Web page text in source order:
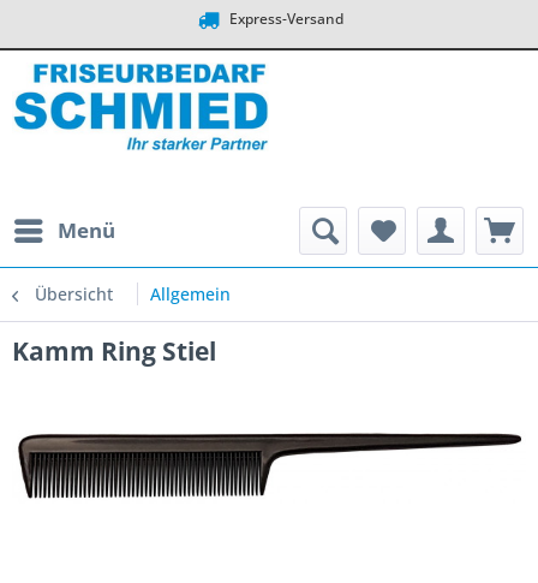
Express-Versand
Menü
Übersicht Allgemein
Kamm Ring Stiel